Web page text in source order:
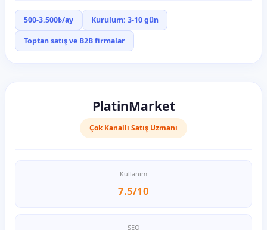
500-3.500₺/ay Kurulum: 3-10 gün
Toptan satış ve B2B firmalar
PlatinMarket
Çok Kanallı Satış Uzmanı
Kullanım
7.5/10
SEO